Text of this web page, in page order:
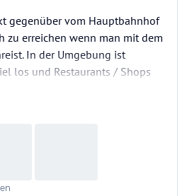
gegenüber vom Hauptbahnhof
zu erreichen wenn man mit dem
In der Umgebung ist
los und Restaurants / Shops
beim "Schwester-Hotel" bei